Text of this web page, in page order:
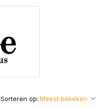
Sorteren op: